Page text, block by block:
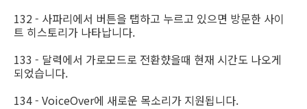
132 - 사파리에서 버튼을 탭하고 누르고 있으면 방문한 사이
트 히스토리가 나타납니다.
133 - 달력에서 가로모드로 전환햤을때 현재 시간도 나오게
되었습니다.
134 - VoiceOver에 새로운 목소리가 지원됩니다.